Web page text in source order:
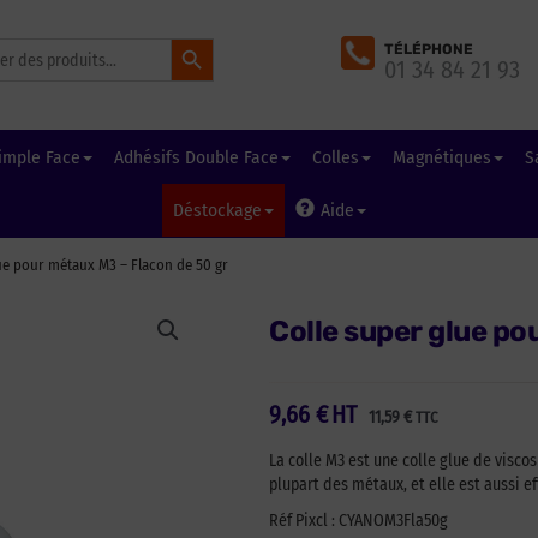
Search Button
TÉLÉPHONE
01 34 84 21 93
Face Adhésifs Double Face Colles Magnétiques
Déstockage Aide
pour métaux M3 – Flacon de 50 gr
Colle super glue
9,66 € 11,59€ TTC
HT
La colle M3 est une colle glue de
plupart des métaux, et elle est aussi
Réf Pixcl : CYANOM3Fla50g